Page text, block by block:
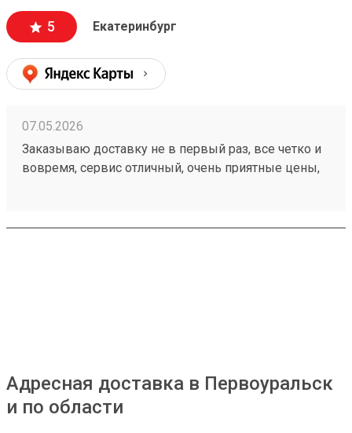
сохранности , и сотрудники аккуратны при загрузке
, выгрузке 🙌🏻 Заказ 260502771
5 Екатеринбург
07.05.2026
Заказываю доставку не в первый раз, все четко и
вовремя, сервис отличный, очень приятные цены,
Адресная доставка в Первоуральск
и по области